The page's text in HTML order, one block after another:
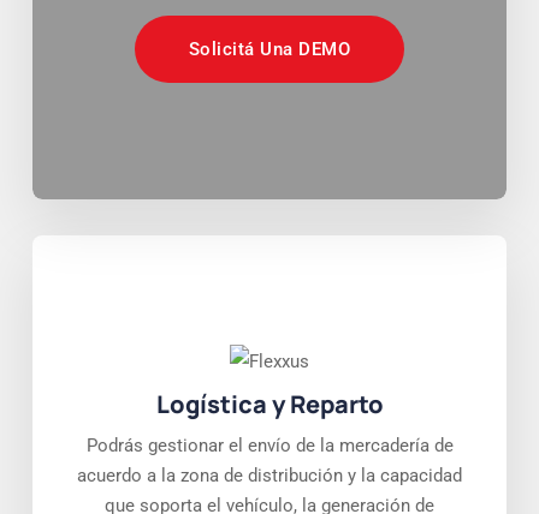
Solicitá Una DEMO
Logística y Reparto
Podrás gestionar el envío de la mercadería de
acuerdo a la zona de distribución y la capacidad
que soporta el vehículo, la generación de